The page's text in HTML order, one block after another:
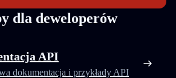
dla deweloperów
API
dokumentacja i przykłady API